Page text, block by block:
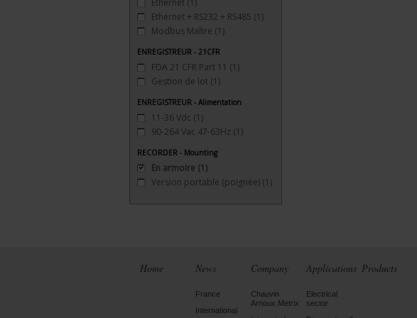
Ethernet (1)
Ethernet + RS232 + RS485 (1)
Modbus Maître (1)
ENREGISTREUR - 21CFR
FDA 21 CFR Part 11 (1)
Gestion de lot (1)
ENREGISTREUR - Alimentation
11-36 Vdc (1)
90-264 Vac 47-63Hz (1)
RECORDER - Mounting
En armoire (1)
Version portable (poignée) (1)
Home News
France
International
Company
Chauvin
Arnoux Metrix
Applications
Electrical
sector
Products